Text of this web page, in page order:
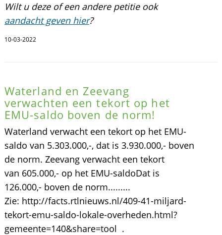
Wilt u deze of een andere petitie ook
aandacht geven hier?
10-03-2022
Waterland en Zeevang
verwachten een tekort op het
EMU-saldo boven de norm!
Waterland verwacht een tekort op het EMU-
saldo van 5.303.000,-, dat is 3.930.000,- boven
de norm. Zeevang verwacht een tekort
van 605.000,- op het EMU-saldoDat is
126.000,- boven de norm.........
Zie: http://facts.rtlnieuws.nl/409-41-miljard-
tekort-emu-saldo-lokale-overheden.html?
gemeente=140&share=tool .